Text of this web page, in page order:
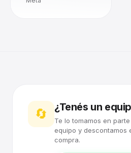
🔄 ¿Tenés un
Te lo tomamos en
equipo y descontamos
compra.